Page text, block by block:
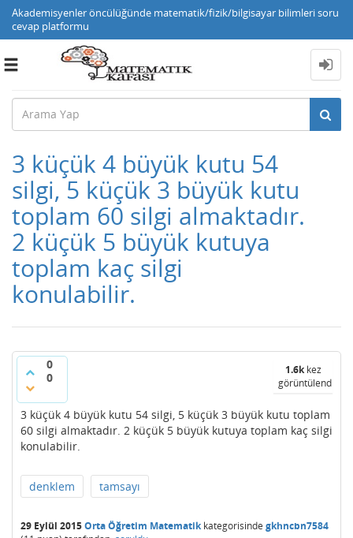
Akademisyenler öncülüğünde matematik/fizik/bilgisayar bilimleri soru
cevap platformu
Toggle
3 küçük 4 büyük kutu 54
silgi, 5 küçük 3 büyük kutu
toplam 60 silgi almaktadır.
2 küçük 5 büyük kutuya
toplam kaç silgi
konulabilir.
0
0
1.6kkez
görüntülendi
3 küçük 4 büyük kutu 54 silgi, 5 küçük 3 büyük kutu toplam
60 silgi almaktadır. 2 küçük 5 büyük kutuya toplam kaç silgi
konulabilir.
denklem tamsayı
29 Eylül 2015Orta Öğretim Matematikkategorisinde gkhncbn7584